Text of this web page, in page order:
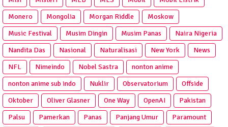
Monero
Mongolia Morgan Riddle
Moskow
Music Festival
Musim Dingin Musim Panas
Naira Nigeria
Nandita Das
Nasional Naturalisasi New York
News
NFL
Nimeindo Nobel Sastra
nonton anime
nonton anime sub indo
Nuklir Observatorium
Offside
Oktober
Oliver Glasner One Way OpenAI
Pakistan
Palsu
Pamerkan Panas Panjang Umur
Paramount